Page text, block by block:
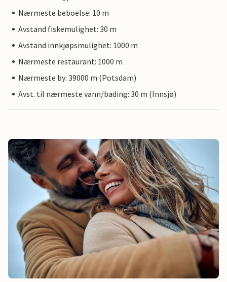
Nærmeste beboelse: 10 m
Avstand fiskemulighet: 30 m
Avstand innkjøpsmulighet: 1000 m
Nærmeste restaurant: 1000 m
Nærmeste by: 39000 m (Potsdam)
Avst. til nærmeste vann/bading: 30 m (Innsjø)